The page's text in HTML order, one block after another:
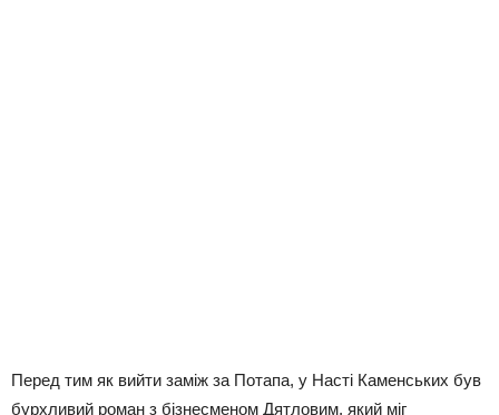
Перед тим як вийти заміж за Потапа, у Насті Каменських був
бурхливий роман з бізнесменом Дятловим, який міг